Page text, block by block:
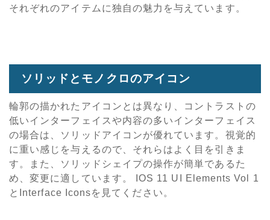
それぞれのアイテムに独自の魅力を与えています。
ソリッドとモノクロのアイコン
輪郭の描かれたアイコンとは異なり、コントラストの
低いインターフェイスや内容の多いインターフェイス
の場合は、ソリッドアイコンが優れています。視覚的
に重い感じを与えるので、それらはよく目を引きま
す。また、ソリッドシェイプの操作が簡単であるた
め、変更に適しています。 IOS 11 UI Elements Vol 1
とInterface Iconsを見てください。